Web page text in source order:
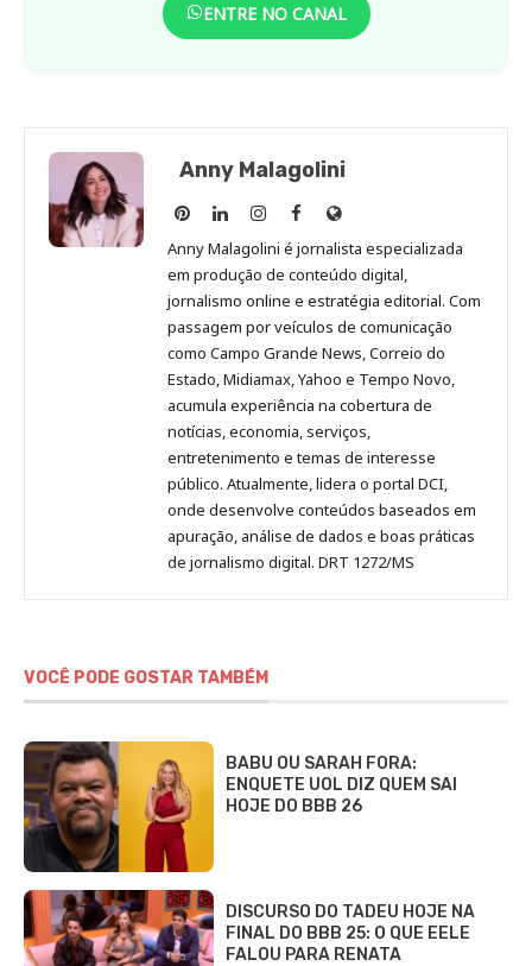
ENTRE NO CANAL
Anny Malagolini
Anny
Malagolini
no
Pinterest
Anny
Malagolini
no
LinkedIn
Anny
Malagolini
no
Instagram
Anny
Malagolini
no
Facebook
Site
de
Anny
Malagolini
Anny Malagolini é jornalista especializada
em produção de conteúdo digital,
jornalismo online e estratégia editorial. Com
passagem por veículos de comunicação
como Campo Grande News, Correio do
Estado, Midiamax, Yahoo e Tempo Novo,
acumula experiência na cobertura de
notícias, economia, serviços,
entretenimento e temas de interesse
público. Atualmente, lidera o portal DCI,
onde desenvolve conteúdos baseados em
apuração, análise de dados e boas práticas
de jornalismo digital. DRT 1272/MS
VOCÊ PODE GOSTAR TAMBÉM
BABU OU SARAH FORA:
ENQUETE UOL DIZ QUEM SAI
HOJE DO BBB 26
DISCURSO DO TADEU HOJE NA
FINAL DO BBB 25: O QUE EELE
FALOU PARA RENATA